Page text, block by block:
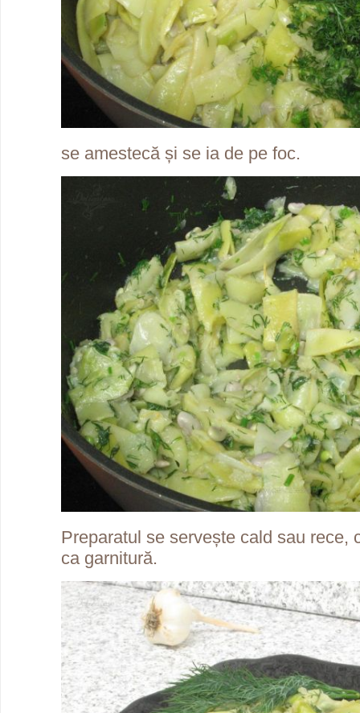
se amestecă și se ia de pe foc.
Preparatul se servește cald sau rece,
ca garnitură.